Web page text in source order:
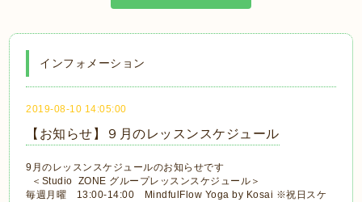
インフォメーション
2019-08-10 14:05:00
【お知らせ】９月のレッスンスケジュール
9月のレッスンスケジュールのお知らせです
＜Studio ZONE グループレッスンスケジュール＞
毎週月曜 13:00-14:00 MindfulFlow Yoga by Kosai ※祝日スケ